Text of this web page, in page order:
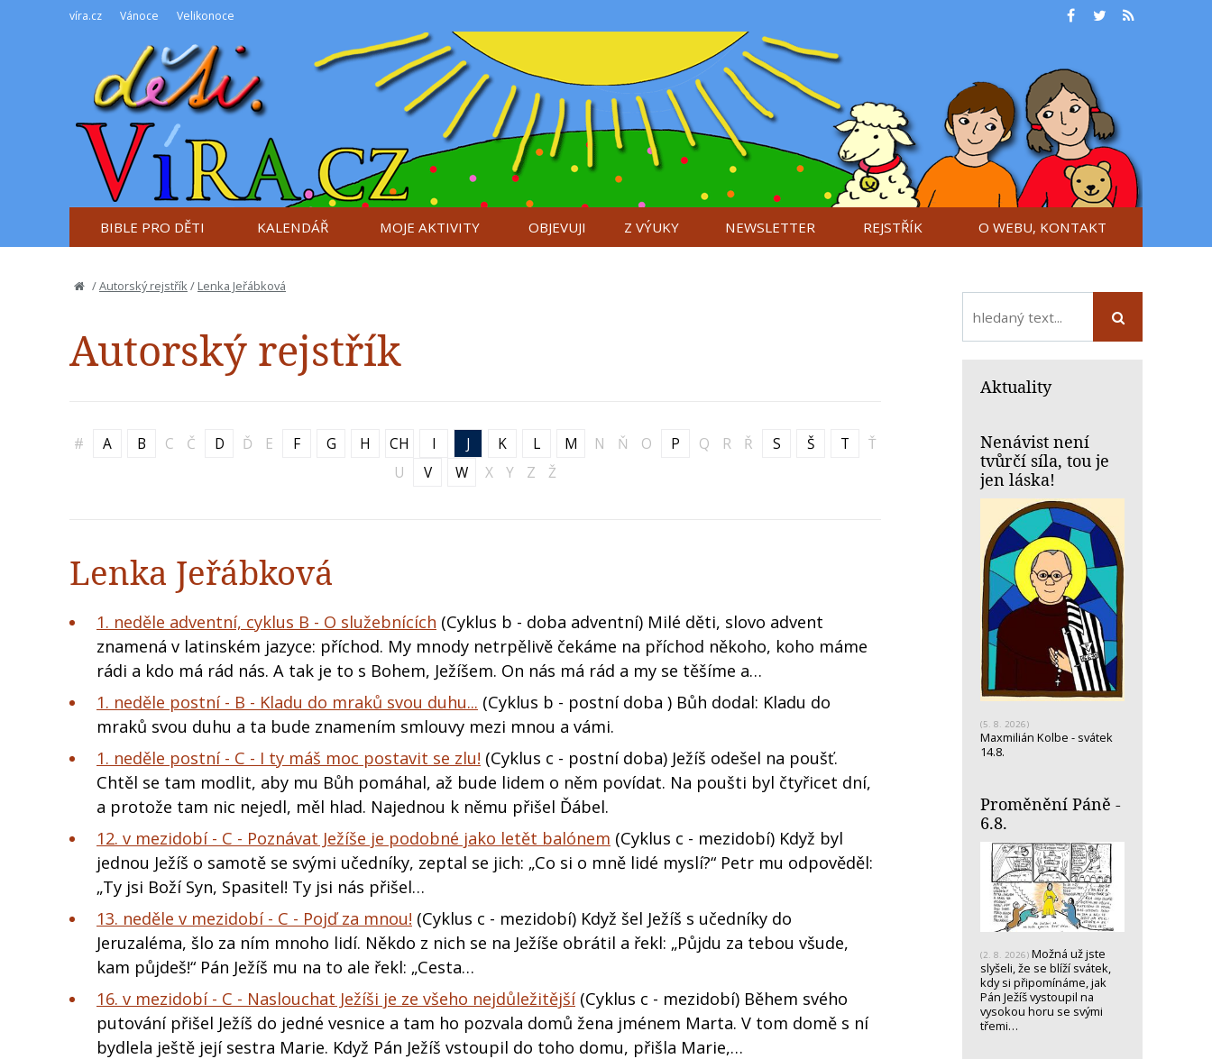
víra.cz Vánoce Velikonoce
BIBLE PRO DĚTI KALENDÁŘ MOJE AKTIVITY OBJEVUJI Z VÝUKY NEWSLETTER REJSTŘÍK O WEBU, KONTAKT
/Autorský rejstřík / Lenka Jeřábková
Autorský rejstřík
# A B C Č D Ď E F G H CH I J K L M N Ň O P Q R Ř S Š T
Ť
U
V W X Y Z Ž
Lenka Jeřábková
1. neděle adventní, cyklus B - O služebnících (Cyklus b - doba adventní) Milé děti, slovo advent
znamená v latinském jazyce: příchod. My mnody netrpělivě čekáme na příchod někoho, koho máme
rádi a kdo má rád nás. A tak je to s Bohem, Ježíšem. On nás má rád a my se těšíme a…
1. neděle postní - B - Kladu do mraků svou duhu... (Cyklus b - postní doba ) Bůh dodal: Kladu do
mraků svou duhu a ta bude znamením smlouvy mezi mnou a vámi.
1. neděle postní - C - I ty máš moc postavit se zlu! (Cyklus c - postní doba) Ježíš odešel na poušť.
Chtěl se tam modlit, aby mu Bůh pomáhal, až bude lidem o něm povídat. Na poušti byl čtyřicet dní,
a protože tam nic nejedl, měl hlad. Najednou k němu přišel Ďábel.
12. v mezidobí - C - Poznávat Ježíše je podobné jako letět balónem (Cyklus c - mezidobí) Když byl
jednou Ježíš o samotě se svými učedníky, zeptal se jich: „Co si o mně lidé myslí?“ Petr mu odpověděl:
„Ty jsi Boží Syn, Spasitel! Ty jsi nás přišel…
13. neděle v mezidobí - C - Pojď za mnou! (Cyklus c - mezidobí) Když šel Ježíš s učedníky do
Jeruzaléma, šlo za ním mnoho lidí. Někdo z nich se na Ježíše obrátil a řekl: „Půjdu za tebou všude,
kam půjdeš!“ Pán Ježíš mu na to ale řekl: „Cesta…
16. v mezidobí - C - Naslouchat Ježíši je ze všeho nejdůležitější(Cyklus c - mezidobí) Během svého
putování přišel Ježíš do jedné vesnice a tam ho pozvala domů žena jménem Marta. V tom domě s ní
bydlela ještě její sestra Marie. Když Pán Ježíš vstoupil do toho domu, přišla Marie,…
Aktuality
Nenávist není
tvůrčí síla, tou je
jen láska!
(5. 8. 2026)
Maxmilián Kolbe - svátek
14.8.
Proměnění Páně -
6.8.
(2. 8. 2026) Možná už jste
slyšeli, že se blíží svátek,
kdy si připomínáme, jak
Pán Ježíš vystoupil na
vysokou horu se svými
třemi…